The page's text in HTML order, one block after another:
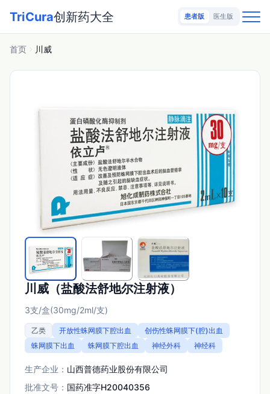
TriCura创新药大全 患者版 医生版
首页 川威
川威（盐酸法舒地尔注射液）
3支/盒(30mg/2ml/支)
乙类 开放性蛛网膜下腔出血
创伤性蛛网膜下(腔)出血
蛛网膜下出血
蛛网膜下腔出血 神经外科 神经科
生产企业： 山西普德药业股份有限公司
批准文号： 国药准字H20040356